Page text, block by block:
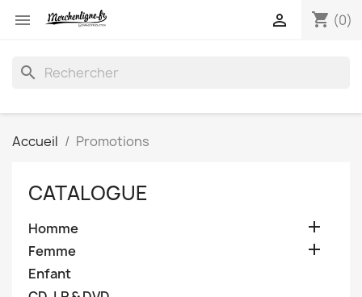
 shopping_cart (0)

search
Accueil Promotions
CATALOGUE
Homme 
Femme 
Enfant